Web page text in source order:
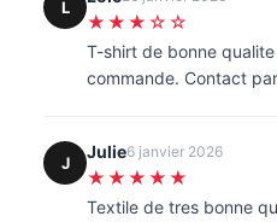
L
★★★☆☆
T-shirt de bonne
commande. Contact
J
Julie6 janvier 2026
★★★★★
Textile de tres bonne